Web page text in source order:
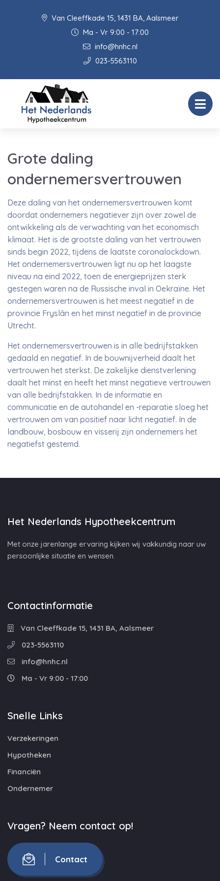
Van Cleeffkade 15, 1431 BA, Aalsmeer
Ma - Vr 9:00 - 17:00
info@hnhc.nl
023-5563110
Grote daling
ondernemersvertrouwen
Deze daling van het ondernemersvertrouwen komt
doordat ondernemers negatiever zijn over zowel de
ontwikkeling als de verwachting van het economisch
klimaat. Het is de grootste daling van het vertrouwen
sinds begin 2022, tijdens de laatste coronalockdown.
Het ondernemersvertrouwen ligt nu op het laagste
niveau na eind 2022, toen de energieprijzen sterk
gestegen waren na de Russische inval in Oekraïne. Het
ondernemersvertrouwen is het meest negatief in de
provincie Fryslân en het minst negatief in de provincie
Utrecht.
Het ondernemersvertrouwen is in alle bedrijfstakken
gedaald en negatief. In de bouwnijverheid daalt het
vertrouwen het sterkst. De zakelijke dienstverlening
daalt het minst en heeft het minst negatieve vertrouwen
van alle bedrijfstakken. In de informatie en
communicatie en de autohandel en -reparatie sloeg het
vertrouwen om van positief naar licht negatief. In de
landbouw, bosbouw en visserij zijn ondernemers het
negatiefst gestemd.
Het Nederlands Hypotheekcentrum
Met onze jarenlange ervaring kijken wij vakkundig naar uw
persoonlijke situatie en wensen.
Contactinformatie
Van Cleeffkade 15, 1431 BA, Aalsmeer
023-5563110
info@hnhc.nl
Ma - Vr 9:00 - 17:00
Snelle Links
Verzekeringen
Hypotheken
Financiën
Ondernemer
Vragen? Neem contact op!
Contact